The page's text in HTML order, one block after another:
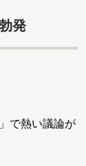
発
で熱い議論が